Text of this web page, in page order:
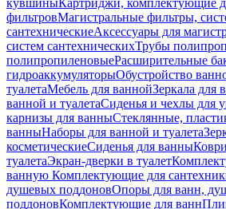
кувшиныКартриджи, комплектующие
фильтровМагистральные фильтры,
сантехническиеАксессуары для
систем сантехническихТрубы
полипропиленовыеРасширительные
гидроаккумуляторыОбустройство
туалетаМебель для ваннойЗеркала для
ванной и туалетаСиденья и чехлы для
карнизы для ванныСтеклянные,
ванныНаборы для ванной и туалета
косметическиеСиденья для ванны
туалетаЭкран-дверки в туалет
ванную Комплектующие для
душевых поддоновОпоры для ванн,
поддоновКомплектующие для ванн